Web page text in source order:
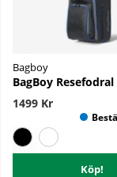
Bagboy
BagBoy Resefodral
1499 Kr
Köp!